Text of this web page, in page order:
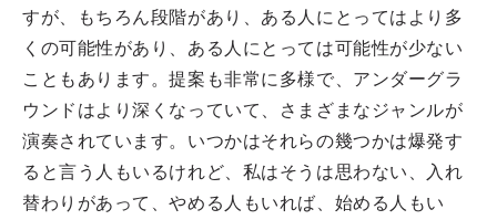
すが、もちろん段階があり、ある人にとってはより多
くの可能性があり、ある人にとっては可能性が少ない
こともあります。提案も非常に多様で、アンダーグラ
ウンドはより深くなっていて、さまざまなジャンルが
演奏されています。いつかはそれらの幾つかは爆発す
ると言う人もいるけれど、私はそうは思わない、入れ
替わりがあって、やめる人もいれば、始める人もい